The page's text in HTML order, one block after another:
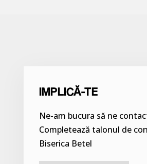
IMPLICĂ-TE
Ne-am bucura să ne
Completează talonul de
Biserica Betel